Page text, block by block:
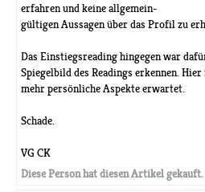
erfahren und keine allgemein-
gültigen Aussagen über das Profil zu
Das Einstiegsreading hingegen war
Spiegelbild des Readings erkennen.
mehr persönliche Aspekte erwartet.
Schade.
VG CK
Diese Person hat diesen Artikel gekauft.